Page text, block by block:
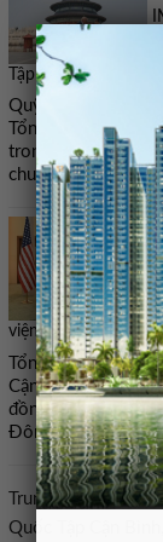
Tập Cận Bình
Quỹ Tiền tệ Quốc
Tổng thống
trong bối cảnh
chuyển sang “kịch
viện trợ quân sự
Tổng thống Mỹ
Cận Bình đã cam
đồng thời bày tỏ
Đông và mở lại eo
Trung
Quốc Tập Cận